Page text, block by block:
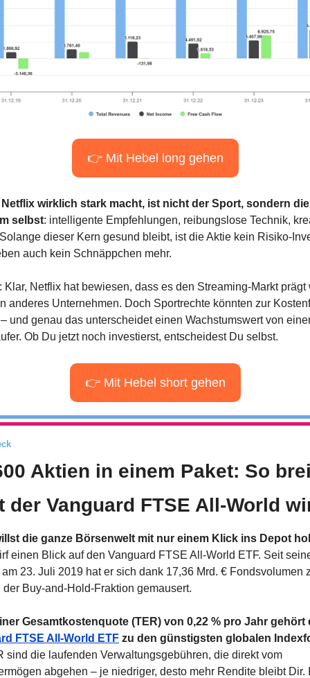
👉 Mit Hebel long gehen
Netflix wirklich stark macht, ist nicht der Sport, sondern die
selbst: intelligente Empfehlungen, reibungslose Technik,
dieser Kern gesund bleibt, ist die Aktie kein Risiko-
auch kein Schnäppchen mehr.
: Klar, Netflix hat bewiesen, dass es den Streaming-Markt prägt
anderes Unternehmen. Doch Sportrechte könnten zur
und genau das unterscheidet einen Wachstumswert von
Ob Du jetzt noch investierst, entscheidest Du selbst.
👉 Mit Hebel short gehen
Aktien in einem Paket: So
der Vanguard FTSE All-World
die ganze Börsenwelt mit nur einem Klick ins Depot
einen Blick auf den Vanguard FTSE All-World ETF. Seit
23. Juli 2019 hat er sich dank 17,36 Mrd. € Fondsvolumen
Buy-and-Hold-Fraktion gemausert.
Gesamtkostenquote (TER) von 0,22 % pro Jahr gehört
FTSE All-World ETF zu den günstigsten globalen
sind die laufenden Verwaltungsgebühren, die direkt vom
abgehen – je niedriger, desto mehr Rendite bleibt Dir.